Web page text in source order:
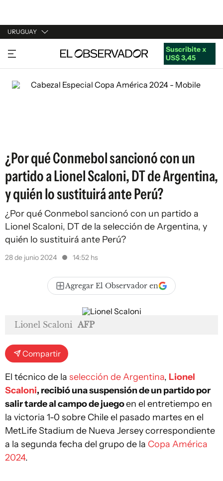
URUGUAY
URUGUAY
ARGENTINA
ESPAÑA
Suscribite x
US$ 3,45
¿Por qué Conmebol sancionó con un
partido a Lionel Scaloni, DT de Argentina,
y quién lo sustituirá ante Perú?
¿Por qué Conmebol sancionó con un partido a
Lionel Scaloni, DT de la selección de Argentina, y
quién lo sustituirá ante Perú?
28 de junio 2024 14:52 hs
Agregar El Observador en
Lionel Scaloni AFP
Compartir
El técnico de la selección de Argentina, Lionel
Scaloni, recibió una suspensión de un partido por
salir tarde al campo de juegoen el entretiempo en
la victoria 1-0 sobre Chile el pasado martes en el
MetLife Stadium de Nueva Jersey correspondiente
a la segunda fecha del grupo de la Copa América
2024.